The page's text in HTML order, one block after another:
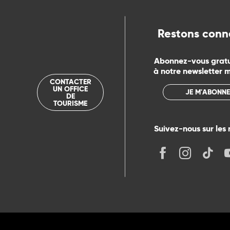
CONTACTER
UN OFFICE
DE
TOURISME
Restons
Abonnez-vous
à notre newsletter
JE M'ABONNE
Suivez-nous sur les